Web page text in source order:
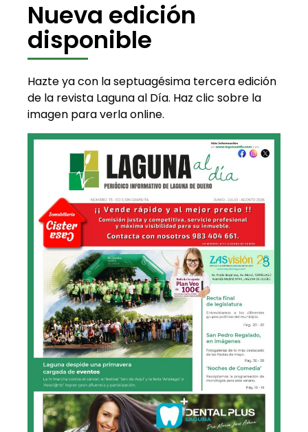
Nueva edición
disponible
Hazte ya con la septuagésima tercera edición
de la revista Laguna al Día. Haz clic sobre la
imagen para verla online.